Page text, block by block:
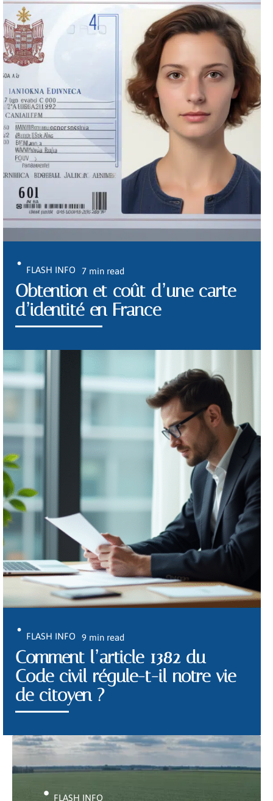
FLASH INFO 7 min read
Obtention et coût d’une carte
d’identité en France
FLASH INFO 9 min read
Comment l’article 1382 du
Code civil régule-t-il notre vie
de citoyen ?
FLASH INFO